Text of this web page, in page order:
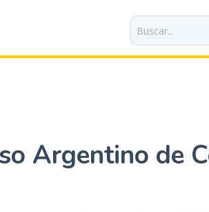
a
n
Argentino de